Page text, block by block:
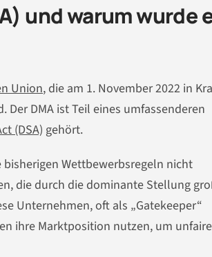
und warum wurde
Union, die am 1. November 2022 in
DMA ist Teil eines umfassenderen
(DSA)gehört.
Wettbewerbsregeln nicht
die durch die dominante Stellung
Unternehmen, oft als „Gatekeeper“
ihre Marktposition nutzen, um unfaire